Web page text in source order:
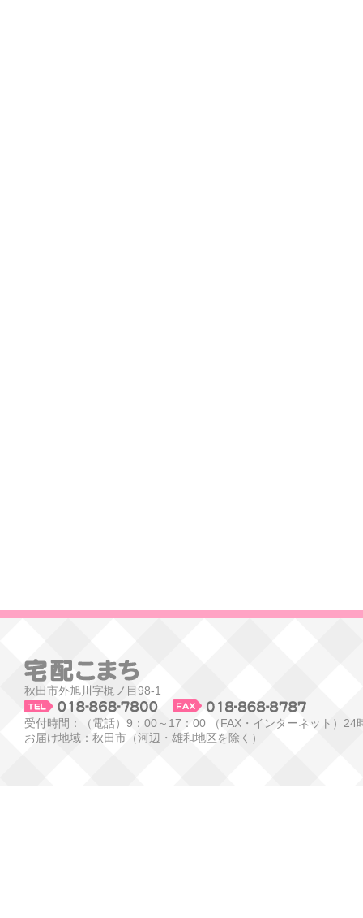
秋田市外旭川字梶ノ目98-1
受付時間：（電話）9：00～17：00 （FAX・インターネット）24
お届け地域：秋田市（河辺・雄和地区を除く）